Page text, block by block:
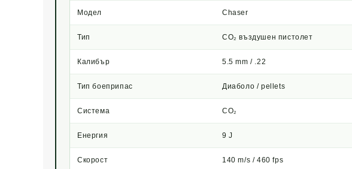
Модел Chaser
Тип CO₂ въздушен пистолет
Калибър 5.5 mm / .22
Тип боеприпас Диаболо / pellets
Система CO₂
Енергия 9 J
Скорост 140 m/s / 460 fps